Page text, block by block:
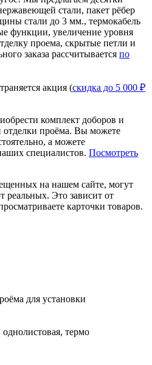
стали, пакет рёбер
стали до 3 мм., термокабель
функции, увеличение уровня
проема, скрытые петли и
заказа рассчитывается по
акция (скидка до 5 000 ₽
комплект доборов и
проёма. Вы можете
а можете
специалистов. Посмотреть
на нашем сайте, могут
реальных. Это зависит от
карточки товаров.
для установки
термо